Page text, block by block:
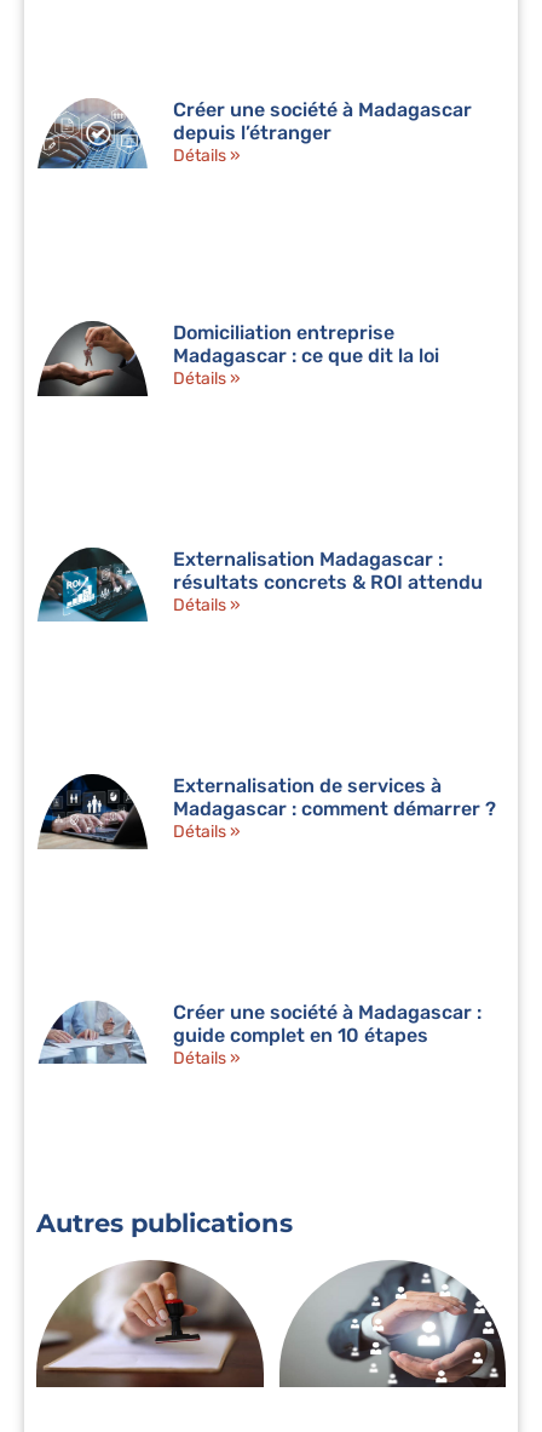
Créer une société à Madagascar
depuis l’étranger
Détails »
Domiciliation entreprise
Madagascar : ce que dit la loi
Détails »
Externalisation Madagascar :
résultats concrets & ROI attendu
Détails »
Externalisation de services à
Madagascar : comment démarrer ?
Détails »
Créer une société à Madagascar :
guide complet en 10 étapes
Détails »
Autres publications